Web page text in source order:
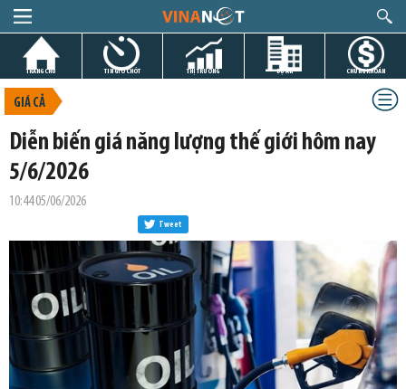
TRANG CHỦ TIN GIỜ CHÓT THỊ TRƯỜNG DỰ ÁN CHỨNG KHOÁN
GIÁ CẢ
Diễn biến giá năng lượng thế giới hôm nay
5/6/2026
10:44 05/06/2026
Tweet